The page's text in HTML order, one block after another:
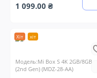
1 099.00 ₴
Хіт хіт
Модель:Mi Box S 4K 2GB/8GB
(2nd Gen) (MDZ-28-AA)